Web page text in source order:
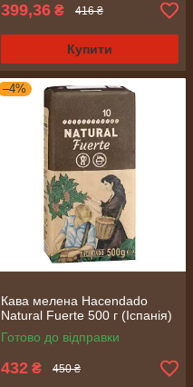
399,36 ₴ 416 ₴
Купити
–4%
Кава мелена Hacendado
Natural Fuerte 500 г (Іспанія)
Готово до відправки
432 ₴ 450 ₴